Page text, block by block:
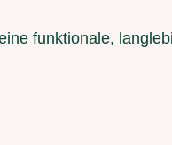
funktionale,